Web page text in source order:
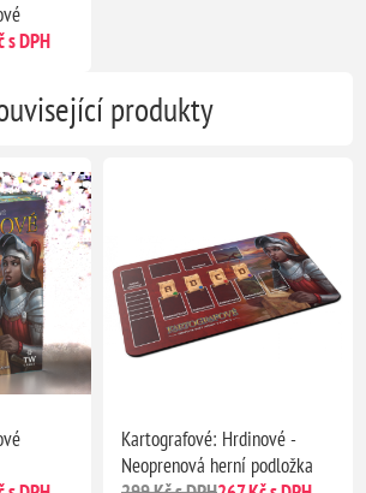
s DPH
produkty
Kartografové: Hrdinové -
Neoprenová herní podložka